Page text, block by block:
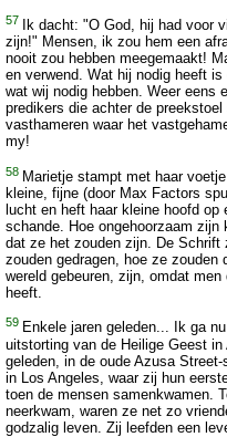
57
Ik dacht: "O God, hij had voor
zijn!" Mensen, ik zou hem een
nooit zou hebben meegemaakt!
en verwend. Wat hij nodig heeft
wat wij nodig hebben. Weer eens
predikers die achter de
vasthameren waar het
my!
58 Marietje stampt met haar
kleine, fijne (door Max Factors
lucht en heft haar kleine hoofd
schande. Hoe ongehoorzaam zijn
dat ze het zouden zijn. De
zouden gedragen, hoe ze zouden
wereld gebeuren, zijn, omdat
heeft.
59 Enkele jaren geleden... Ik ga
uitstorting van de Heilige Geest
geleden, in de oude Azusa
in Los Angeles, waar zij hun
toen de mensen samenkwamen.
neerkwam, waren ze net zo
godzalig leven. Zij leefden een